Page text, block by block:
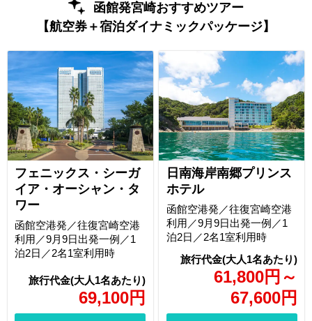
函館発宮崎おすすめツアー
【航空券＋宿泊ダイナミックパッケージ】
フェニックス・シーガ
イア・オーシャン・タ
ワー
69,100円
函館空港発／往復宮崎空港
利用／9月9日出発一例／1
泊2日／2名1室利用時
日南海岸南郷プリンス
ホテル
61,800円 ～
67,600円
函館空港発／往復宮崎空港
利用／9月9日出発一例／1
泊2日／2名1室利用時